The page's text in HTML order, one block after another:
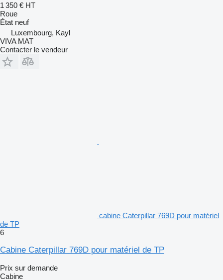
1 350 € HT
Roue
État neuf
Luxembourg, Kayl
VIVA MAT
Contacter le vendeur
cabine Caterpillar 769D pour matériel
de TP
6
Cabine Caterpillar 769D pour matériel de TP
Prix sur demande
Cabine